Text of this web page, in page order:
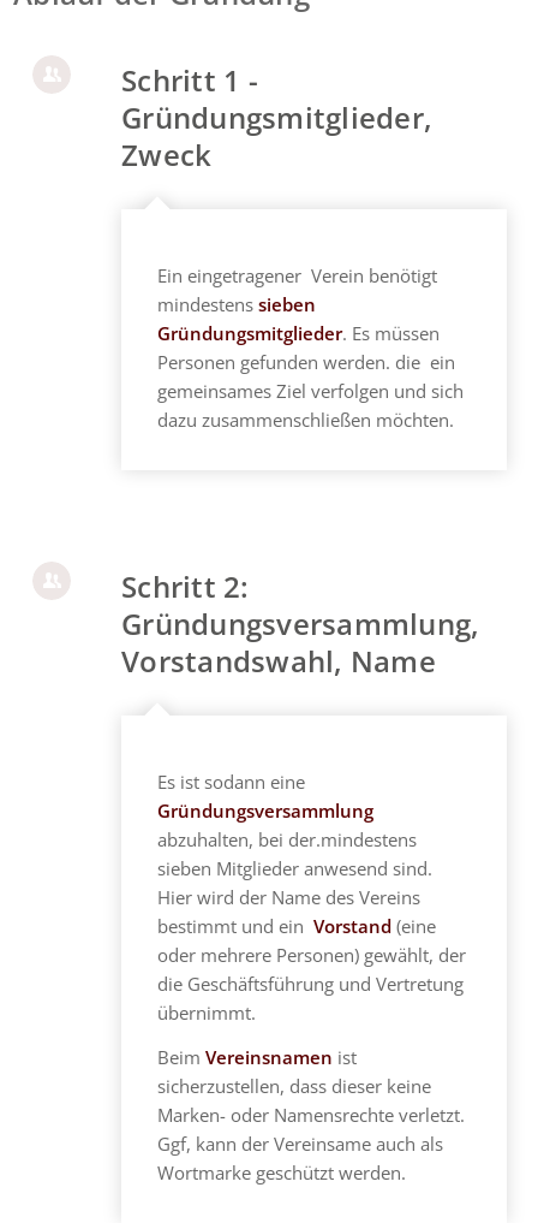
Schritt 1 -
Gründungsmitglieder,
Zweck
Ein eingetragener Verein benötigt
mindestenssieben
Gründungsmitglieder. Es müssen
Personen gefunden werden. die ein
gemeinsames Ziel verfolgen und sich
dazu zusammenschließen möchten.
Schritt 2:
Gründungsversammlung,
Vorstandswahl, Name
Es ist sodann eine
Gründungsversammlung
abzuhalten, bei der.mindestens
sieben Mitglieder anwesend sind.
Hier wird der Name des Vereins
bestimmt und einVorstand (eine
oder mehrere Personen) gewählt, der
die Geschäftsführung und Vertretung
übernimmt.
BeimVereinsnamen ist
sicherzustellen, dass dieser keine
Marken- oder Namensrechte verletzt.
Ggf, kann der Vereinsame auch als
Wortmarke geschützt werden.